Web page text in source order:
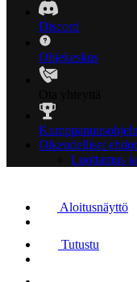
Discord
Ohjekeskus
Oikeudelliset ehdot
Luottamus
Aloitusnäyttö
Tutustu